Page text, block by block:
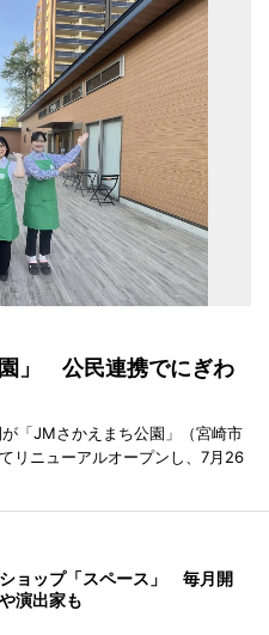
」 公民連携でにぎわ
「JMさかえまち公園」（宮崎市
リニューアルオープンし、7月26
ョップ「スペース」 毎月開
演出家も